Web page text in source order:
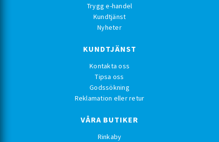
Trygg e-handel
Kundtjänst
Nyheter
KUNDTJÄNST
Kontakta oss
Tipsa oss
Godssökning
Reklamation eller retur
VÅRA BUTIKER
Rinkaby